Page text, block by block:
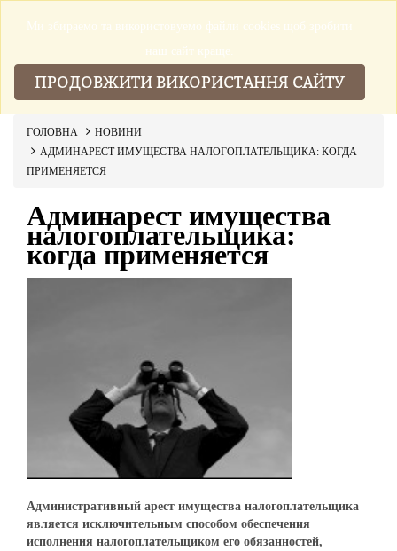
ГОЛОВНА
НОВИНИ
АДМИНАРЕСТ ИМУЩЕСТВА НАЛОГОПЛАТЕЛЬЩИКА: КОГДА
ПРИМЕНЯЕТСЯ
Админарест имущества
налогоплательщика:
когда применяется
Административный арест имущества налогоплательщика
является исключительным способом обеспечения
исполнения налогоплательщиком его обязанностей,
Ми збираемо та використовуемо файли cookies щоб зробити
наш сайт краще.
ПРОДОВЖИТИ ВИКОРИСТАННЯ САЙТУ